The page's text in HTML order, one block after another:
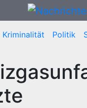
Kriminalität Politik